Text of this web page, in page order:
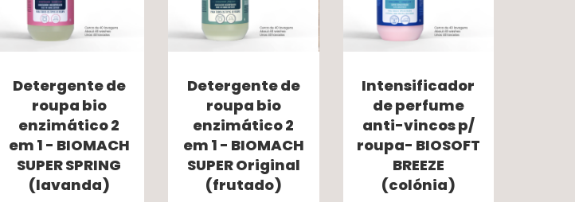
Detergente de
roupa bio
enzimático 2
em 1 - BIOMACH
SUPER SPRING
(lavanda)
Detergente de
roupa bio
enzimático 2
em 1 - BIOMACH
SUPER Original
(frutado)
Intensificador
de perfume
anti-vincos p/
roupa- BIOSOFT
BREEZE
(colónia)